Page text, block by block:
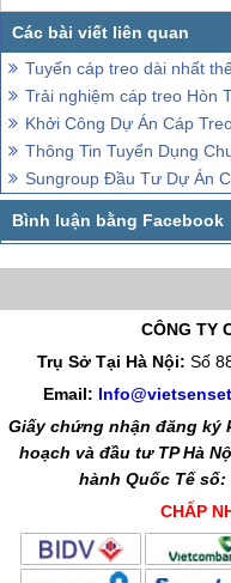
Tuyến cáp treo dài nhất
Trải nghiệm cáp treo Hòn
Khởi Công Dự Án Cáp
Thông Tin Tuyển Dụng
Sungroup Đầu Tư Dự Án Cáp
CÔNG TY
Trụ Sở Tại Hà Nội: Số
Email:
Giấy chứng nhận đăng ký
hoạch và đầu tư TP Hà
hành Quốc Tế số:
CHẤP